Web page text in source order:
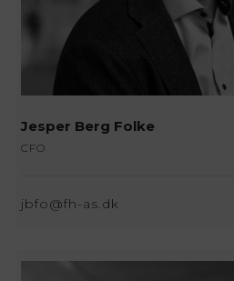
Jesper Berg Folke
CFO
jbfo@fh-as.dk